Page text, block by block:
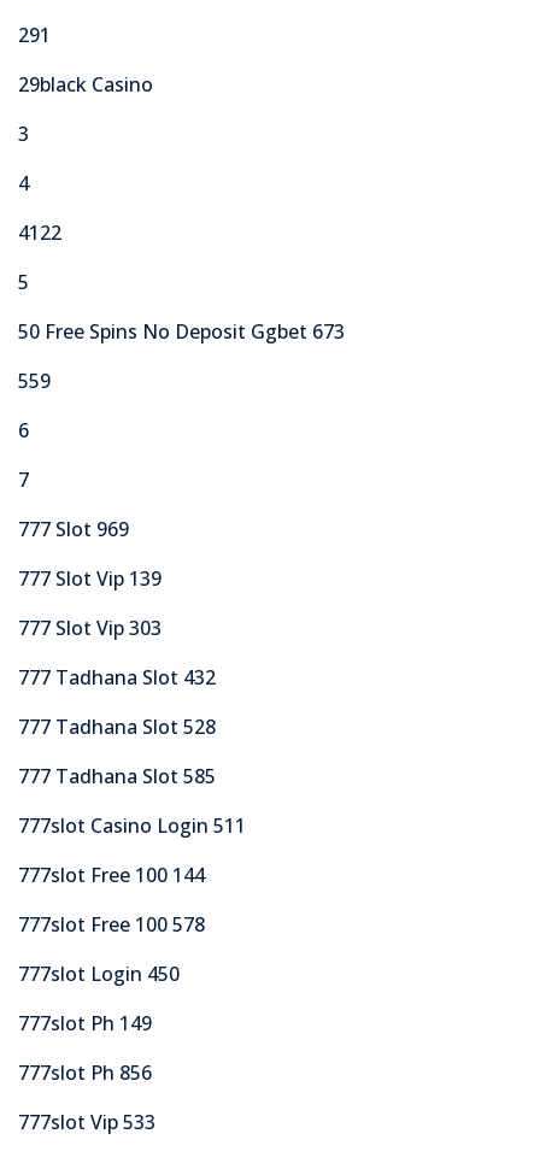
291
29black Casino
3
4
4122
5
50 Free Spins No Deposit Ggbet 673
559
6
7
777 Slot 969
777 Slot Vip 139
777 Slot Vip 303
777 Tadhana Slot 432
777 Tadhana Slot 528
777 Tadhana Slot 585
777slot Casino Login 511
777slot Free 100 144
777slot Free 100 578
777slot Login 450
777slot Ph 149
777slot Ph 856
777slot Vip 533